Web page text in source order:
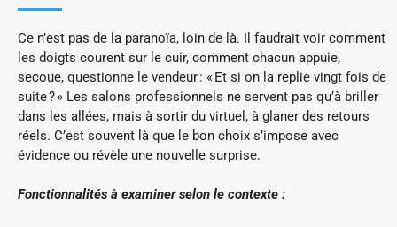
Ce n’est pas de la paranoïa, loin de là. Il faudrait voir comment
les doigts courent sur le cuir, comment chacun appuie,
secoue, questionne le vendeur : « Et si on la replie vingt fois de
suite ? » Les salons professionnels ne servent pas qu’à briller
dans les allées, mais à sortir du virtuel, à glaner des retours
réels. C’est souvent là que le bon choix s’impose avec
évidence ou révèle une nouvelle surprise.
Fonctionnalités à examiner selon le contexte :